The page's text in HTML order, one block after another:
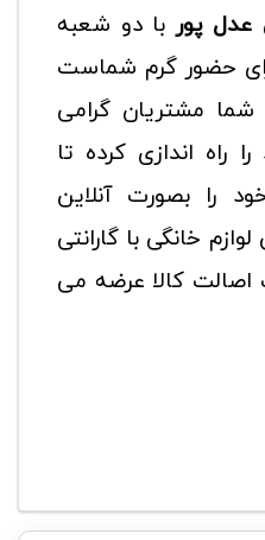
پور با دو شعبه
حضور گرم شماست
شما مشتریان گرامی
راه اندازی کرده تا
را بصورت آنلاین
خانگی با گارانتی
کالا عرضه می